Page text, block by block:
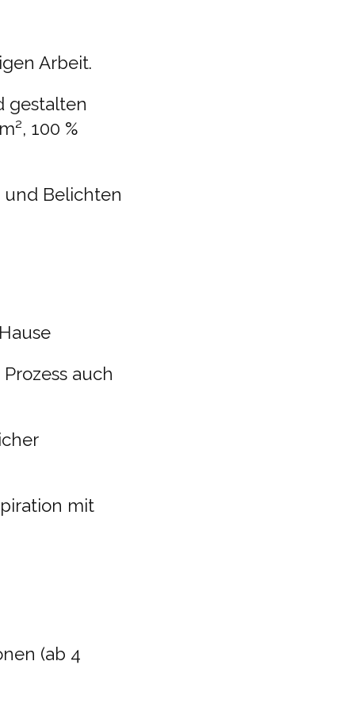
Arbeit.
gestalten
100 %
und Belichten
auch
mit
(ab 4